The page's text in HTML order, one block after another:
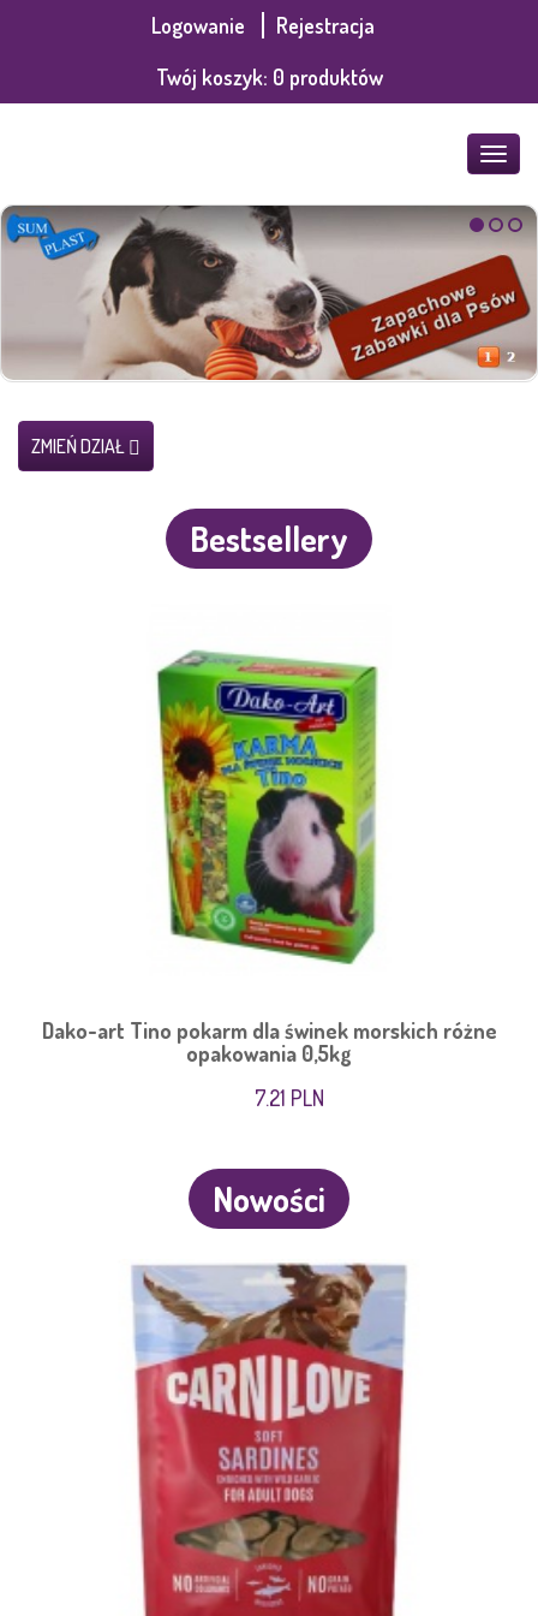
Logowanie
Rejestracja
Twój koszyk: 0 produktów
ZMIEŃ DZIAŁ
Bestsellery
Dako-art Tino pokarm dla świnek morskich różne
opakowania 0,5kg
7.21 PLN
Nowości